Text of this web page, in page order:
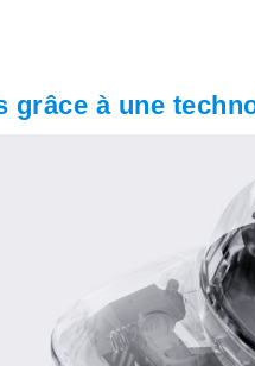
grâce à une